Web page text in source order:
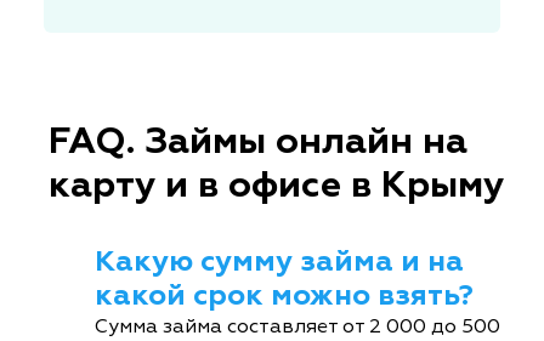
FAQ. Займы онлайн на
карту и в офисе в Крыму
Какую сумму займа и на
какой срок можно взять?
Сумма займа составляет от 2 000 до 500